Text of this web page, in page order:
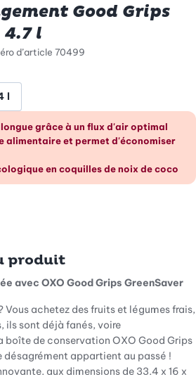
Good Grips
4.7 l
d’article 70499
l
en un coup d’œil
grâce à un flux d'air optimal
alimentaire et permet d'économiser
en coquilles de noix de coco
produit
avec OXO Good Grips GreenSaver
Vous achetez des fruits et légumes frais,
ils sont déjà fanés, voire
boîte de conservation OXO Good Grips
désagrément appartient au passé !
aux dimensions de 33,4 x 16 x